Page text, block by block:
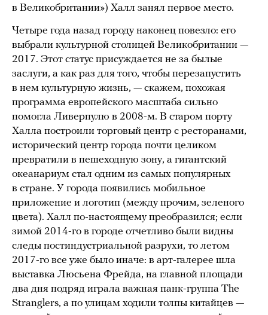
в Великобритании») Халл занял первое место.
Четыре года назад городу наконец повезло: его
выбрали культурной столицей Великобритании —
2017. Этот статус присуждается не за былые
заслуги, а как раз для того, чтобы перезапустить
в нем культурную жизнь, — скажем, похожая
программа европейского масштаба сильно
помогла Ливерпулю в 2008-м. В старом порту
Халла построили торговый центр с ресторанами,
исторический центр города почти целиком
превратили в пешеходную зону, а гигантский
океанариум стал одним из самых популярных
в стране. У города появились мобильное
приложение и логотип (между прочим, зеленого
цвета). Халл по-настоящему преобразился; если
зимой 2014-го в городе отчетливо были видны
следы постиндустриальной разрухи, то летом
2017-го все уже было иначе: в арт-галерее шла
выставка Люсьена Фрейда, на главной площади
два дня подряд играла важная панк-группа The
Stranglers, а по улицам ходили толпы китайцев —